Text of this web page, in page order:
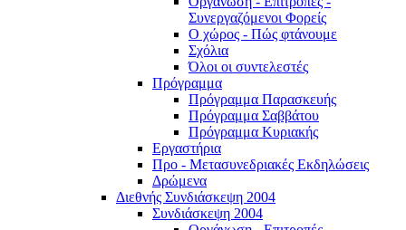
Συνεργαζόμενοι Φορείς
Ο χώρος - Πώς φτάνουμε
Σχόλια
Όλοι οι συντελεστές
Πρόγραμμα
Πρόγραμμα Παρασκευής
Πρόγραμμα Σαββάτου
Πρόγραμμα Κυριακής
Εργαστήρια
Προ - Μετασυνεδριακές Εκδηλώσεις
Δρώμενα
Διεθνής Συνδιάσκεψη 2004
Συνδιάσκεψη 2004